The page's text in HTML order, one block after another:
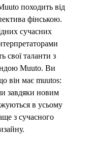
походить від
фінською.
сучасних
свої таланти з
Muuto. Ви
він має muutos:
завдяки новим
в усьому
з сучасного